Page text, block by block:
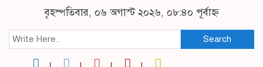
বৃহস্পতিবার, ০৬ অগাস্ট ২০২৬, ০৮:৪০ পূর্বাহ্ন
Search